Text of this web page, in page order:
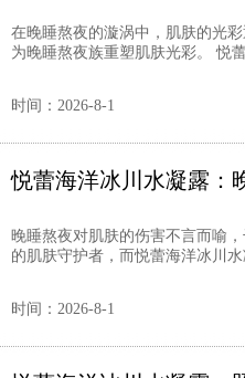
在晚睡熬夜的漩涡中，肌肤的光
为晚睡熬夜族重塑肌肤光彩。 悦
时间：2026-8-1
悦蕾海洋冰川水凝露：
晚睡熬夜对肌肤的伤害不言而喻
的肌肤守护者，而悦蕾海洋冰川
时间：2026-8-1